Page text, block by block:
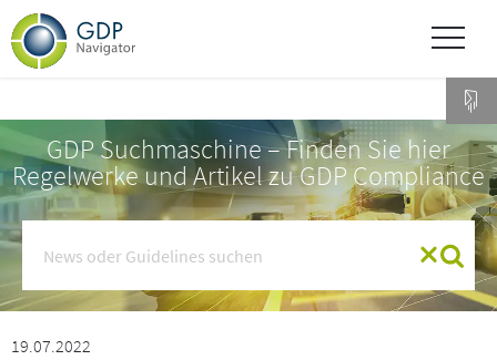
GDP Suchmaschine – Finden Sie hier
Regelwerke und Artikel zu GDP Compliance
19.07.2022